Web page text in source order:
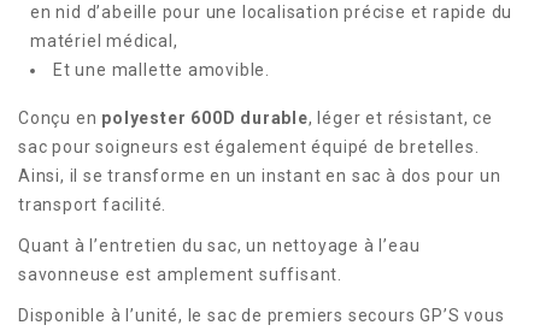
en nid d’abeille pour une localisation précise et rapide du
matériel médical,
Et une mallette amovible.
Conçu en polyester 600D durable, léger et résistant, ce
sac pour soigneurs est également équipé de bretelles.
Ainsi, il se transforme en un instant en sac à dos pour un
transport facilité.
Quant à l’entretien du sac, un nettoyage à l’eau
savonneuse est amplement suffisant.
Disponible à l’unité, le sac de premiers secours GP’S vous